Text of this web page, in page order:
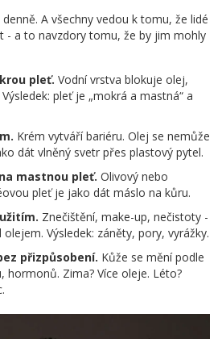
A všechny vedou k tomu, že lidé
- a to navzdory tomu, že by jim mohly
pleť. Vodní vrstva blokuje olej,
pleť je „mokrá a mastná“ a
Krém vytváří bariéru. Olej se nemůže
dát vlněný svetr přes plastový pytel.
mastnou pleť. Olivový nebo
pleť je jako dát máslo na kůru.
Znečištění, make-up, nečistoty -
Výsledek: záněty, pory, vyrážky.
přizpůsobení. Kůže se mění podle
hormonů. Zima? Více oleje. Léto?